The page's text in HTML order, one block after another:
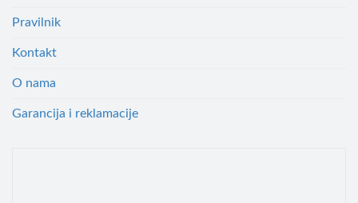
Pravilnik
Kontakt
O nama
Garancija i reklamacije